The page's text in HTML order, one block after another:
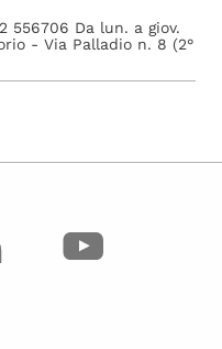
556706 Da lun. a giov.
- Via Palladio n. 8 (2°